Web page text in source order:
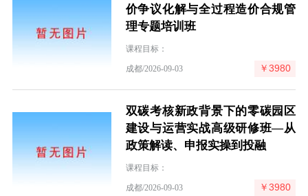
价争议化解与全过程造价合规管
理专题培训班
课程目标：
成都/2026-09-03 ￥3980
双碳考核新政背景下的零碳园区
建设与运营实战高级研修班—从
政策解读、申报实操到投融
课程目标：
成都/2026-09-03 ￥3980